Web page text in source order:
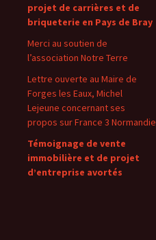
projet de carrières et de
briqueterie en Pays de Bray
Merci au soutien de
l’association Notre Terre
Lettre ouverte au Maire de
Forges les Eaux, Michel
Lejeune concernant ses
propos sur France 3 Normandie
Témoignage de vente
immobilière et de projet
d’entreprise avortés